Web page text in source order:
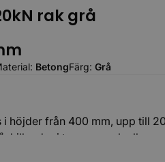
rak grå
BetongFärg: Grå
höjder från 400 mm, upp till
i t.ex. en park eller